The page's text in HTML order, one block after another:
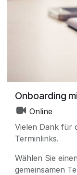
Onboarding
Online
Vielen Dank für
Terminlinks.
Wählen Sie
gemeinsamen